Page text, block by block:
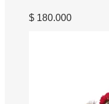
$ 180.000